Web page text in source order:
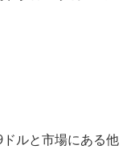
ルと市場にある他